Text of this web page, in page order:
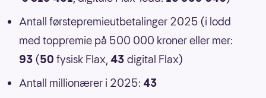
Antall førstepremieutbetalinger 2025 (i lodd
med toppremie på 500 000 kroner eller mer:
93 (50 fysisk Flax, 43 digital Flax)
Antall millionærer i 2025: 43